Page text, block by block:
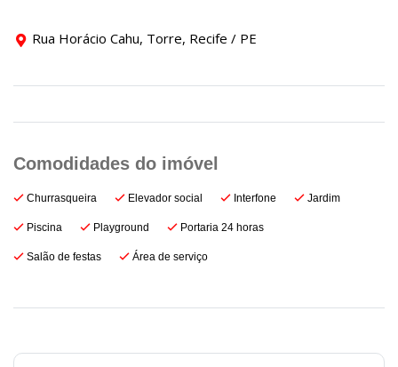
Rua Horácio Cahu, Torre, Recife / PE
Churrasqueira Elevador social Interfone Jardim
Piscina Playground Portaria 24 horas
Salão de festas Área de serviço